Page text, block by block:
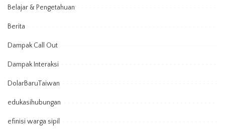
Belajar & Pengetahuan
Berita
Dampak Call Out
Dampak Interaksi
DolarBaruTaiwan
edukasihubungan
efinisi warga sipil